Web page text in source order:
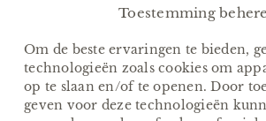
Toestemming
Om de beste ervaringen te bieden,
technologieën zoals cookies om
op te slaan en/of te openen. Door
geven voor deze technologieën
Dinsdag t/m Zondag:
Vanaf 17.00 uur
(Keuken sluit om 21.30
Sallys-To-Go:
Van Dinsdag t/m
Afhalen tussen 17.00 en